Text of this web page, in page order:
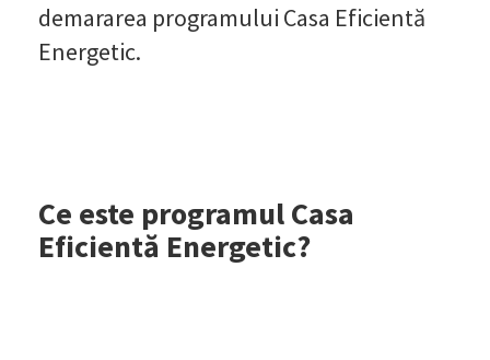
demararea programului Casa Eficientă
Energetic.
Ce este programul Casa
Eficientă Energetic?